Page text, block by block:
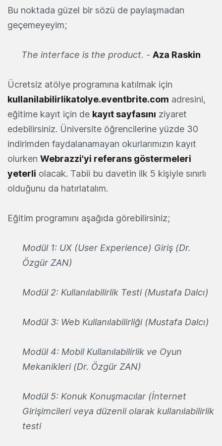
Bu noktada güzel bir sözü de paylaşmadan
geçemeyeyim;
The interface is the product. - Aza Raskin
Ücretsiz atölye programına katılmak için
kullanilabilirlikatolye.eventbrite.com adresini,
eğitime kayıt için de kayıt sayfasını ziyaret
edebilirsiniz. Üniversite öğrencilerine yüzde 30
indirimden faydalanamayan okurlarımızın kayıt
olurken Webrazzi'yi referans göstermeleri
yeterli olacak. Tabii bu davetin ilk 5 kişiyle sınırlı
olduğunu da hatırlatalım.
Eğitim programını aşağıda görebilirsiniz;
Modül 1: UX (User Experience) Giriş (Dr.
Özgür ZAN)
Modül 2: Kullanılabilirlik Testi (Mustafa Dalcı)
Modül 3: Web Kullanılabilirliği (Mustafa Dalcı)
Modül 4: Mobil Kullanılabilirlik ve Oyun
Mekanikleri (Dr. Özgür ZAN)
Modül 5: Konuk Konuşmacılar (İnternet
Girişimcileri veya düzenli olarak kullanılabilirlik
testi